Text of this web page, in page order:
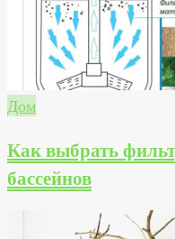
Дом
Как выбрать
бассейнов